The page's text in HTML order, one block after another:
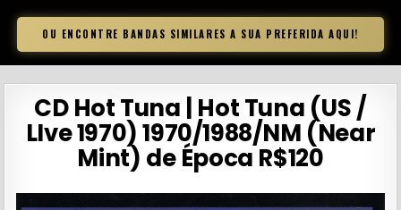
OU ENCONTRE BANDAS SIMILARES A SUA PREFERIDA AQUI!
CD Hot Tuna | Hot Tuna (US /
LIve 1970) 1970/1988/NM (Near
Mint) de Época R$120